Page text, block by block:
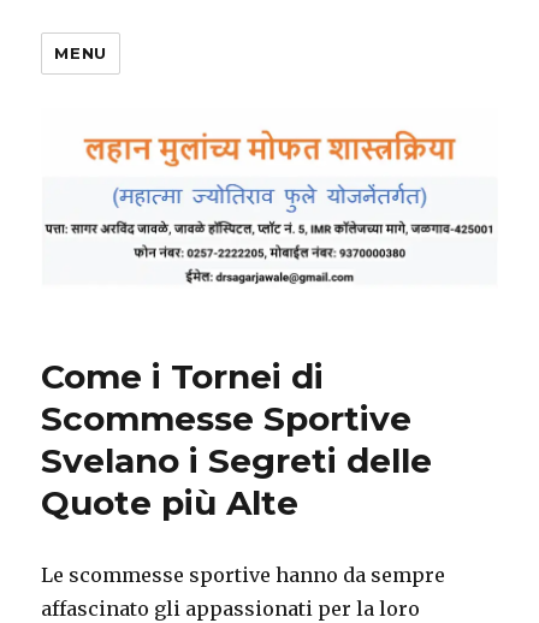
MENU
Come i Tornei di
Scommesse Sportive
Svelano i Segreti delle
Quote più Alte
Le scommesse sportive hanno da sempre
affascinato gli appassionati per la loro